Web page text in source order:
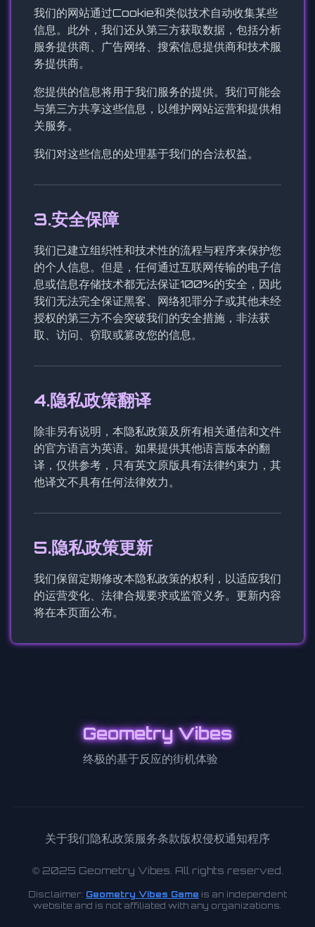
我们的网站通过Cookie和类似技术自动收集某些
信息。此外，我们还从第三方获取数据，包括分析
服务提供商、广告网络、搜索信息提供商和技术服
务提供商。
您提供的信息将用于我们服务的提供。我们可能会
与第三方共享这些信息，以维护网站运营和提供相
关服务。
我们对这些信息的处理基于我们的合法权益。
3.安全保障
我们已建立组织性和技术性的流程与程序来保护您
的个人信息。但是，任何通过互联网传输的电子信
息或信息存储技术都无法保证100%的安全，因此
我们无法完全保证黑客、网络犯罪分子或其他未经
授权的第三方不会突破我们的安全措施，非法获
取、访问、窃取或篡改您的信息。
4.隐私政策翻译
除非另有说明，本隐私政策及所有相关通信和文件
的官方语言为英语。如果提供其他语言版本的翻
译，仅供参考，只有英文原版具有法律约束力，其
他译文不具有任何法律效力。
5.隐私政策更新
我们保留定期修改本隐私政策的权利，以适应我们
的运营变化、法律合规要求或监管义务。更新内容
将在本页面公布。
Geometry Vibes
终极的基于反应的街机体验
关于我们隐私政策服务条款版权侵权通知程序
© 2025 Geometry Vibes. All rights reserved.
Disclaimer: Geometry Vibes Game is an independent
website and is not affiliated with any organizations.